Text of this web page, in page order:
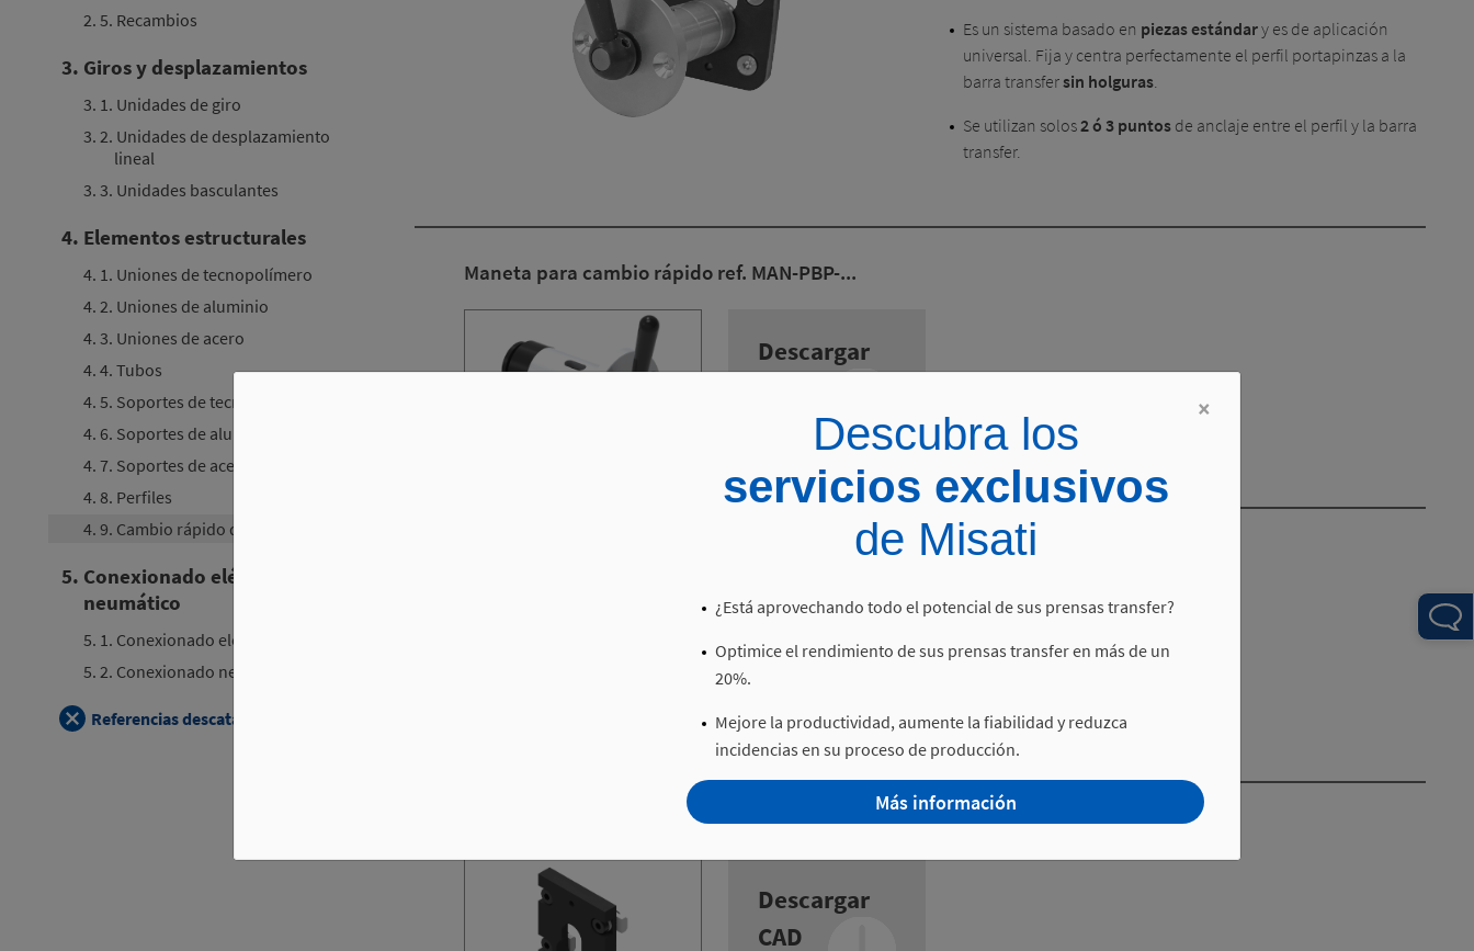
×
Descubra los
servicios exclusivos
de Misati
¿Está aprovechando todo el potencial de sus prensas transfer?
Optimice el rendimiento de sus prensas transfer en más de un
20%.
Mejore la productividad, aumente la fiabilidad y reduzca
incidencias en su proceso de producción.
Más información
2. 5. Recambios
3. Giros y desplazamientos
3. 1. Unidades de giro
3. 2. Unidades de desplazamiento
lineal
3. 3. Unidades basculantes
4. Elementos estructurales
4. 1. Uniones de tecnopolímero
4. 2. Uniones de aluminio
4. 3. Uniones de acero
4. 4. Tubos
4. 5. Soportes de tecnopolímero
4. 6. Soportes de aluminio
4. 7. Soportes de acero
4. 8. Perfiles
4. 9. Cambio rápido de perfiles
5. Conexionado eléctrico y
neumático
5. 1. Conexionado eléctrico
5. 2. Conexionado neumático
Referencias descatalogadas
Es un sistema basado en piezas estándary es de aplicación
universal. Fija y centra perfectamente el perfil portapinzas a la
barra transfersin holguras.
Se utilizan solos2 ó 3 puntos de anclaje entre el perfil y la barra
transfer.
Maneta para cambio rápido ref. MAN-PBP-...
Descargar
Placa de amarre a la barra transfer ref. PBPT-…
Descargar
CAD
Placa de amarre a la barra transfer ref. PBPA-…
Descargar
CAD